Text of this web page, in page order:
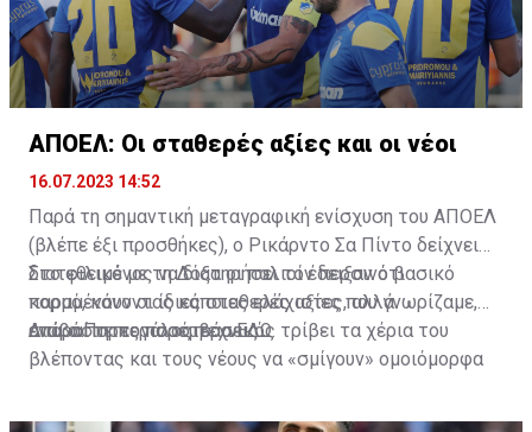
ΑΠΟΕΛ: Οι σταθερές αξίες και οι νέοι
16.07.2023 14:52
Παρά τη σημαντική μεταγραφική ενίσχυση του ΑΠΟΕΛ
(βλέπε έξι προσθήκες), ο Ρικάρντο Σα Πίντο δείχνει
διατεθειμένος να διατηρήσει τον περσινό βασικό
κορμό, κάνοντας κάποιες ελάχιστες, αλλά
απαραίτητες παρεμβάσεις.
Στο φιλικό με τη Δόξα οι παλιοί έδειξαν ότι
παραμένουν οι ίδιες σταθερές αξίες που γνωρίζαμε,
ενώ ο Πορτογάλος τεχνικός τρίβει τα χέρια του
βλέποντας και τους νέους να «σμίγουν» ομοιόμορφα
Διαβάστε περισσότεραΕΔΩ.